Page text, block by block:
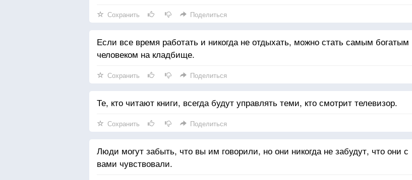
Сохранить Поделиться
Если все время работать и никогда не отдыхать, можно стать самым богатым
человеком на кладбище.
Сохранить Поделиться
Те, кто читают книги, всегда будут управлять теми, кто смотрит телевизор.
Сохранить Поделиться
Люди могут забыть, что вы им говорили, но они никогда не забудут, что они с
вами чувствовали.